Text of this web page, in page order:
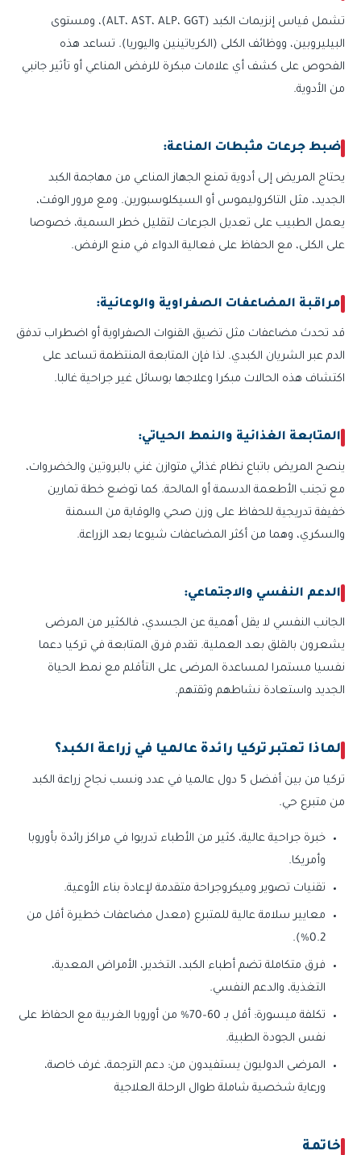
تشمل قياس إنزيمات الكبد (ALT، AST، ALP، GGT)، ومستوى
البيليروبين، ووظائف الكلى (الكرياتينين واليوريا). تساعد هذه
الفحوص على كشف أي علامات مبكرة للرفض المناعي أو تأثير جانبي
من الأدوية.
ضبط جرعات مثبطات المناعة:
يحتاج المريض إلى أدوية تمنع الجهاز المناعي من مهاجمة الكبد
الجديد، مثل التاكروليموس أو السيكلوسبورين. ومع مرور الوقت،
يعمل الطبيب على تعديل الجرعات لتقليل خطر السمية، خصوصا
على الكلى، مع الحفاظ على فعالية الدواء في منع الرفض.
مراقبة المضاعفات الصفراوية والوعائية:
قد تحدث مضاعفات مثل تضيق القنوات الصفراوية أو اضطراب تدفق
الدم عبر الشريان الكبدي. لذا فإن المتابعة المنتظمة تساعد على
اكتشاف هذه الحالات مبكرا وعلاجها بوسائل غير جراحية غالبا.
المتابعة الغذائية والنمط الحياتي:
ينصح المريض باتباع نظام غذائي متوازن غني بالبروتين والخضروات،
مع تجنب الأطعمة الدسمة أو المالحة. كما توضع خطة تمارين
خفيفة تدريجية للحفاظ على وزن صحي والوقاية من السمنة
والسكري، وهما من أكثر المضاعفات شيوعا بعد الزراعة.
الدعم النفسي والاجتماعي:
الجانب النفسي لا يقل أهمية عن الجسدي، فالكثير من المرضى
يشعرون بالقلق بعد العملية. تقدم فرق المتابعة في تركيا دعما
نفسيا مستمرا لمساعدة المرضى على التأقلم مع نمط الحياة
الجديد واستعادة نشاطهم وثقتهم.
لماذا تعتبر تركيا رائدة عالميا في زراعة الكبد؟
تركيا من بين أفضل 5 دول عالميا في عدد ونسب نجاح زراعة الكبد
من متبرع حي.
خبرة جراحية عالية، كثير من الأطباء تدربوا في مراكز رائدة بأوروبا
وأمريكا.
تقنيات تصوير وميكروجراحة متقدمة لإعادة بناء الأوعية.
معايير سلامة عالية للمتبرع (معدل مضاعفات خطيرة أقل من
0.2%).
فرق متكاملة تضم أطباء الكبد، التخدير، الأمراض المعدية،
التغذية، والدعم النفسي.
تكلفة ميسورة: أقل بـ 60–70% من أوروبا الغربية مع الحفاظ على
نفس الجودة الطبية.
المرضى الدوليون يستفيدون من: دعم الترجمة، غرف خاصة،
ورعاية شخصية شاملة طوال الرحلة العلاجية
خاتمة